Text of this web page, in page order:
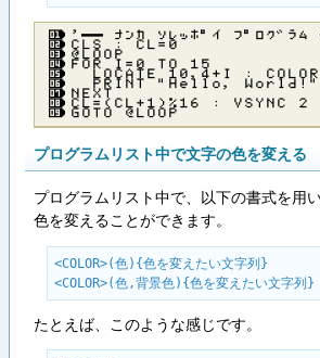
’── ナンカ ソレッポイ プログラ
ＣＬＳ ： ＣＬ＝０
＠ＬＯＯＰ
ＦＯＲ Ｉ＝０ ＴＯ １５
ＬＯＣＡＴＥ １０，４＋Ｉ ： ＣＯＬＯＲ
ＰＲＩＮＴ ”Ｈｅｌｌｏ， Ｗｏｒｌｄ！”
ＮＥＸＴ
ＣＬ＝（ＣＬ＋１）％１６ ： ＶＳＹＮＣ ２
ＧＯＴＯ ＠ＬＯＯＰ
プログラムリスト中で文字の色を変える
プログラムリスト中で、以下の書式を用
色を変えることができます。
<COLOR>(色){色を変えたい文字列}
<COLOR>(色,背景色){色を変えたい文字列}
たとえば、このような感じです。